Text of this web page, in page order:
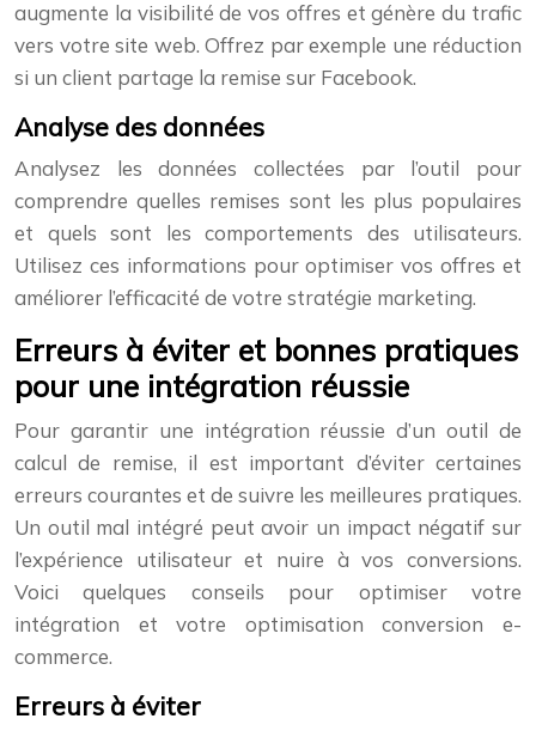
augmente la visibilité de vos offres et génère du trafic
vers votre site web. Offrez par exemple une réduction
si un client partage la remise sur Facebook.
Analyse des données
Analysez les données collectées par l’outil pour
comprendre quelles remises sont les plus populaires
et quels sont les comportements des utilisateurs.
Utilisez ces informations pour optimiser vos offres et
améliorer l’efficacité de votre stratégie marketing.
Erreurs à éviter et bonnes pratiques
pour une intégration réussie
Pour garantir une intégration réussie d’un outil de
calcul de remise, il est important d’éviter certaines
erreurs courantes et de suivre les meilleures pratiques.
Un outil mal intégré peut avoir un impact négatif sur
l’expérience utilisateur et nuire à vos conversions.
Voici quelques conseils pour optimiser votre
intégration et votre optimisation conversion e-
commerce.
Erreurs à éviter